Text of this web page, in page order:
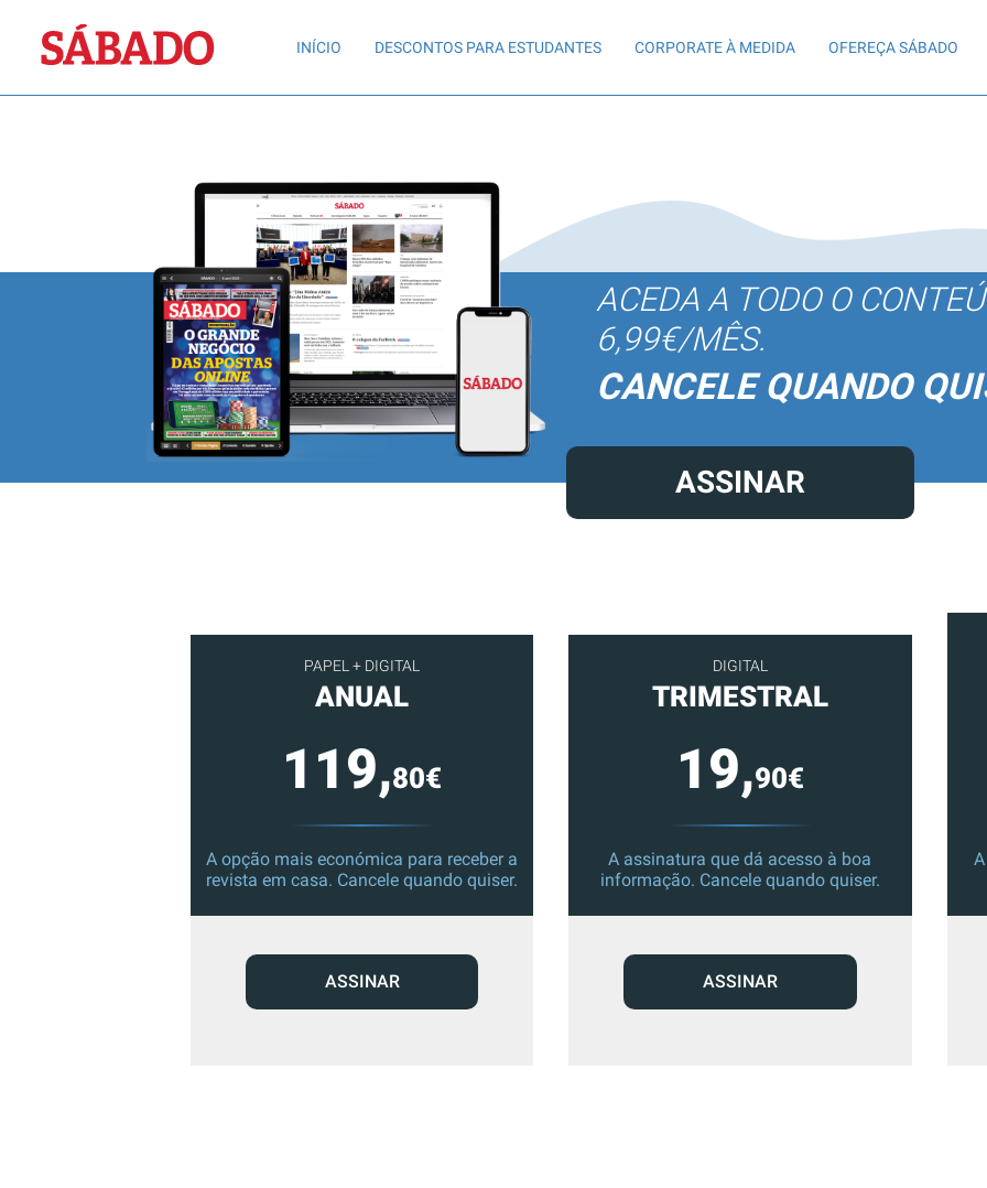
Sábado
INÍCIO DESCONTOS PARA ESTUDANTES CORPORATE À MEDIDA OFEREÇA SÁBADO
ACEDA A TODO O
6,99€/MÊS.
CANCELE QUANDO
ASSINAR
PAPEL + DIGITAL
ANUAL
119,80€
A opção mais económica para receber a
revista em casa. Cancele quando quiser.
ASSINAR
DIGITAL
TRIMESTRAL
19,90€
A assinatura que dá acesso à boa
informação. Cancele quando quiser.
ASSINAR